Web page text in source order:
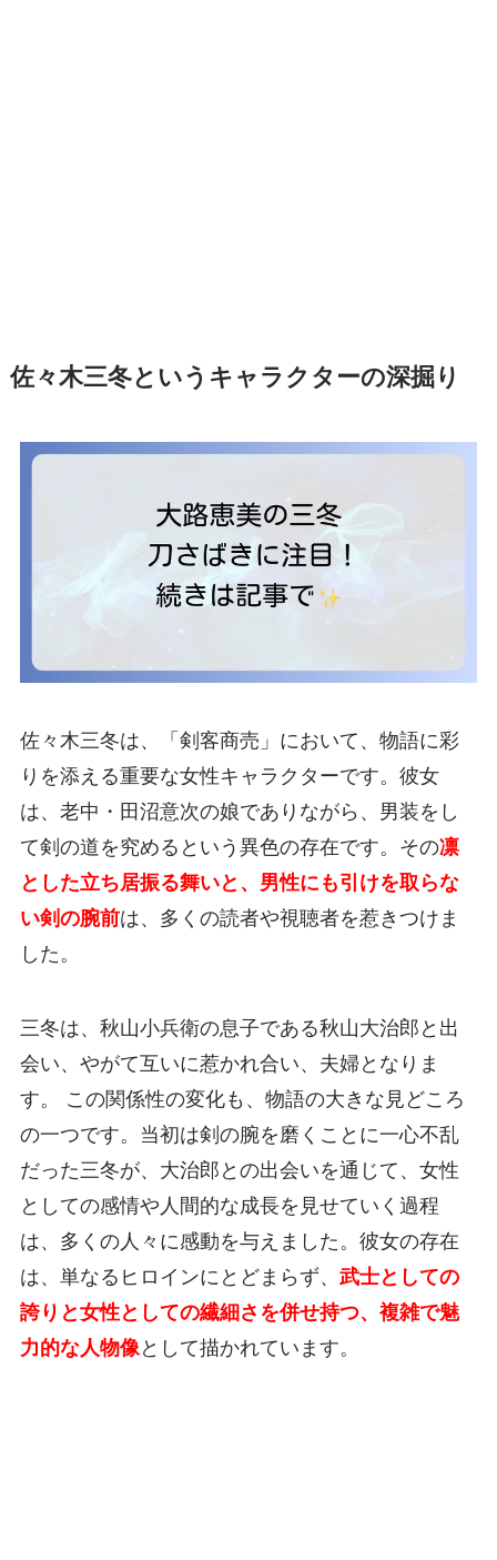
佐々木三冬というキャラクターの深掘り
佐々木三冬は、「剣客商売」において、物語に彩
りを添える重要な女性キャラクターです。彼女
は、老中・田沼意次の娘でありながら、男装をし
て剣の道を究めるという異色の存在です。その凛
とした立ち居振る舞いと、男性にも引けを取らな
い剣の腕前は、多くの読者や視聴者を惹きつけま
した。
三冬は、秋山小兵衛の息子である秋山大治郎と出
会い、やがて互いに惹かれ合い、夫婦となりま
す。 この関係性の変化も、物語の大きな見どころ
の一つです。当初は剣の腕を磨くことに一心不乱
だった三冬が、大治郎との出会いを通じて、女性
としての感情や人間的な成長を見せていく過程
は、多くの人々に感動を与えました。彼女の存在
は、単なるヒロインにとどまらず、 武士としての
誇りと女性としての繊細さを併せ持つ、複雑で魅
力的な人物像として描かれています。